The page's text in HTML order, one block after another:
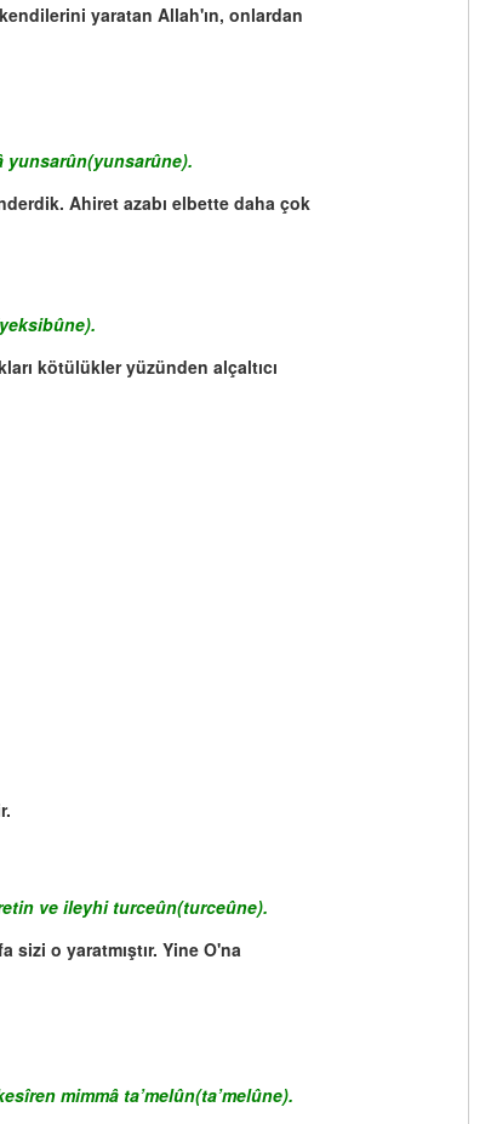
yaratan Allah'ın, onlardan
yunsarûn(yunsarûne).
Ahiret azabı elbette daha çok
kötülükler yüzünden alçaltıcı
ve ileyhi turceûn(turceûne).
o yaratmıştır. Yine O'na
mimmâ ta’melûn(ta’melûne).